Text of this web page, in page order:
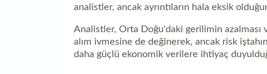
analistler, ancak ayrıntıların hala eksik
Analistler, Orta Doğu'daki gerilimin azalması
alım ivmesine de değinerek, ancak risk
daha güçlü ekonomik verilere ihtiyaç